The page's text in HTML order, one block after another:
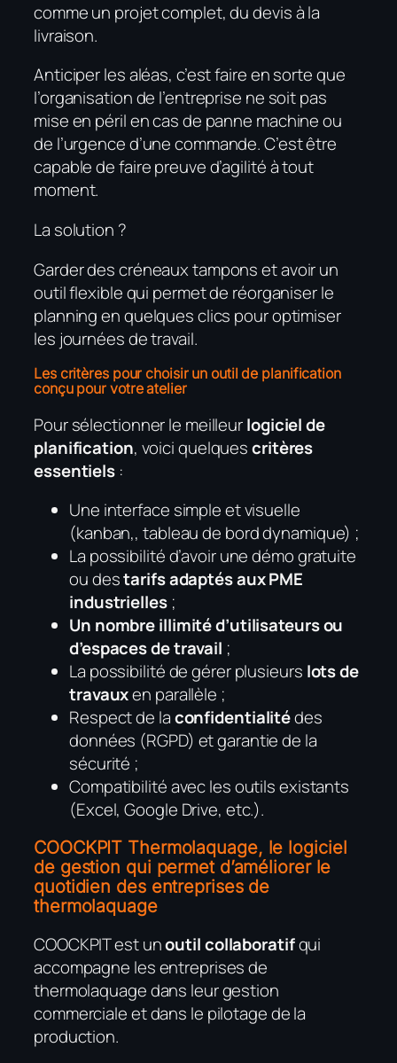
comme un projet complet, du devis à la
livraison.
Anticiper les aléas, c’est faire en sorte que
l’organisation de l’entreprise ne soit pas
mise en péril en cas de panne machine ou
de l’urgence d’une commande. C’est être
capable de faire preuve d’agilité à tout
moment.
La solution ?
Garder des créneaux tampons et avoir un
outil flexible qui permet de réorganiser le
planning en quelques clics pour optimiser
les journées de travail.
Les critères pour choisir un outil de planification
conçu pour votre atelier
Pour sélectionner le meilleurlogiciel de
planification, voici quelquescritères
essentiels :
Une interface simple et visuelle
(kanban,, tableau de bord dynamique) ;
La possibilité d’avoir une démo gratuite
ou destarifs adaptés aux PME
industrielles;
Un nombre illimité d’utilisateurs ou
d’espaces de travail ;
La possibilité de gérer plusieurs lots de
travauxen parallèle ;
Respect de laconfidentialitédes
données (RGPD) et garantie de la
sécurité ;
Compatibilité avec les outils existants
(Excel, Google Drive, etc.).
COOCKPIT Thermolaquage, le logiciel
de gestion qui permet d’améliorer le
quotidien des entreprises de
thermolaquage
COOCKPIT est unoutil collaboratifqui
accompagne les entreprises de
thermolaquage dans leur gestion
commerciale et dans le pilotage de la
production.